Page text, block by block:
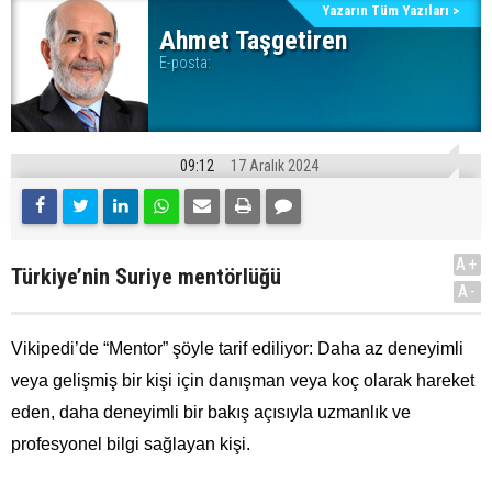
Ahmet Taşgetiren
E-posta:
Yazarın Tüm Yazıları >
09:12 17 Aralık 2024
Türkiye’nin Suriye mentörlüğü
A+
A-
Vikipedi’de “Mentor” şöyle tarif ediliyor: Daha az deneyimli
veya gelişmiş bir kişi için danışman veya koç olarak hareket
eden, daha deneyimli bir bakış açısıyla uzmanlık ve
profesyonel bilgi sağlayan kişi.